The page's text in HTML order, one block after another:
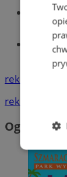
Śląski
reklama
reklama